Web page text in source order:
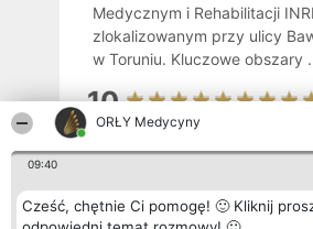
ORŁY Medycyny
09:40
Cześć, chętnie Ci pomogę! 🙂 Kliknij
Medycznym i Rehabilitacji
zlokalizowanym przy ulicy
w Toruniu. Kluczowe obszary
10